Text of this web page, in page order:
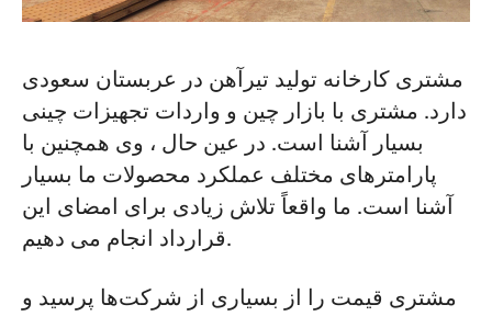
مشتری کارخانه تولید تیرآهن در عربستان سعودی
دارد. مشتری با بازار چین و واردات تجهیزات چینی
بسیار آشنا است. در عین حال ، وی همچنین با
پارامترهای مختلف عملکرد محصولات ما بسیار
آشنا است. ما واقعاً تلاش زیادی برای امضای این
قرارداد انجام می دهیم.
مشتری قیمت را از بسیاری از شرکت‌ها پرسید و